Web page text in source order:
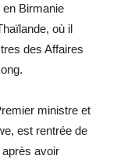
en Birmanie
où il
des Affaires
ministre et
est rentrée de
avoir